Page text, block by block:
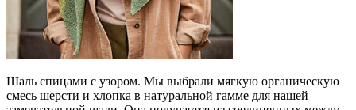
Шаль спицами с узором. Мы выбрали мягкую органическую
смесь шерсти и хлопка в натуральной гамме для нашей